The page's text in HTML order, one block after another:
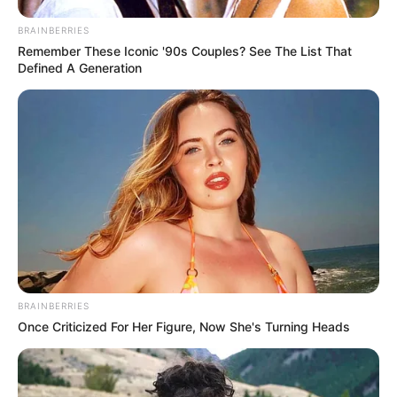
колег розслідує ДБР (відео)
«Батько був би живий»: на
Закарпатті злочинець, чекаючи
7 років на вирок, побив до
смерті пенсіонера
СЕР 4, 2026
ГАРЯЧI
Працівника ТЦК, за інформацію
про якого обіцяли $10 тисяч,
помітили в Ужгороді
СЕР 3, 2026
BRAINBERRIES
Remember These Iconic '90s Couples? See The List That
Defined A Generation
BRAINBERRIES
Once Criticized For Her Figure, Now She's Turning Heads